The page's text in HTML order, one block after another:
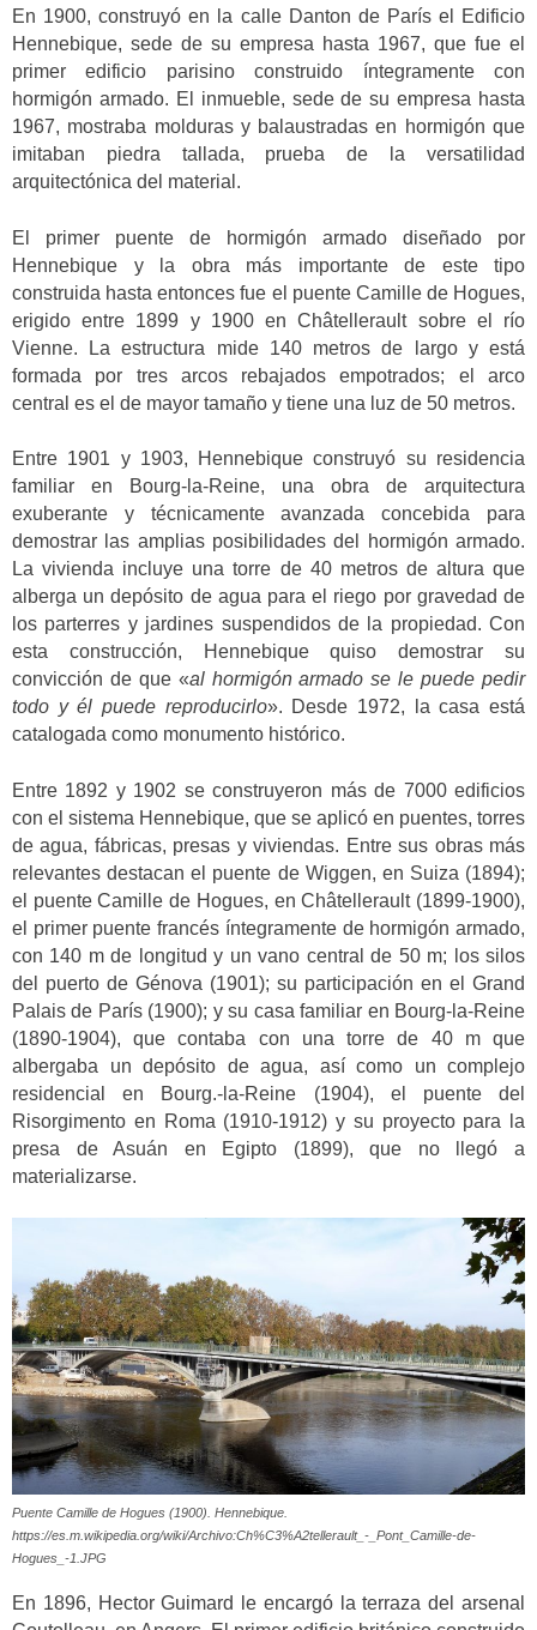
En 1900, construyó en la calle Danton de París el Edificio
Hennebique, sede de su empresa hasta 1967, que fue el
primer edificio parisino construido íntegramente con
hormigón armado. El inmueble, sede de su empresa hasta
1967, mostraba molduras y balaustradas en hormigón que
imitaban piedra tallada, prueba de la versatilidad
arquitectónica del material.
El primer puente de hormigón armado diseñado por
Hennebique y la obra más importante de este tipo
construida hasta entonces fue el puente Camille de Hogues,
erigido entre 1899 y 1900 en Châtellerault sobre el río
Vienne. La estructura mide 140 metros de largo y está
formada por tres arcos rebajados empotrados; el arco
central es el de mayor tamaño y tiene una luz de 50 metros.
Entre 1901 y 1903, Hennebique construyó su residencia
familiar en Bourg-la-Reine, una obra de arquitectura
exuberante y técnicamente avanzada concebida para
demostrar las amplias posibilidades del hormigón armado.
La vivienda incluye una torre de 40 metros de altura que
alberga un depósito de agua para el riego por gravedad de
los parterres y jardines suspendidos de la propiedad. Con
esta construcción, Hennebique quiso demostrar su
convicción de que «al hormigón armado se le puede pedir
todo y él puede reproducirlo». Desde 1972, la casa está
catalogada como monumento histórico.
Entre 1892 y 1902 se construyeron más de 7000 edificios
con el sistema Hennebique, que se aplicó en puentes, torres
de agua, fábricas, presas y viviendas. Entre sus obras más
relevantes destacan el puente de Wiggen, en Suiza (1894);
el puente Camille de Hogues, en Châtellerault (1899-1900),
el primer puente francés íntegramente de hormigón armado,
con 140 m de longitud y un vano central de 50 m; los silos
del puerto de Génova (1901); su participación en el Grand
Palais de París (1900); y su casa familiar en Bourg-la-Reine
(1890-1904), que contaba con una torre de 40 m que
albergaba un depósito de agua, así como un complejo
residencial en Bourg.-la-Reine (1904), el puente del
Risorgimento en Roma (1910-1912) y su proyecto para la
presa de Asuán en Egipto (1899), que no llegó a
materializarse.
Puente Camille de Hogues (1900). Hennebique.
https://es.m.wikipedia.org/wiki/Archivo:Ch%C3%A2tellerault_-_Pont_Camille-de-
Hogues_-1.JPG
En 1896, Hector Guimard le encargó la terraza del arsenal